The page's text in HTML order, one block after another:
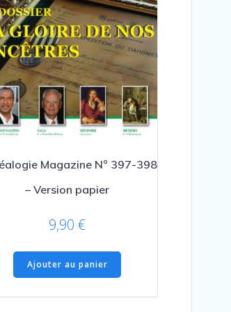
Magazine N° 397-398
– Version papier
9,90 €
Ajouter au panier